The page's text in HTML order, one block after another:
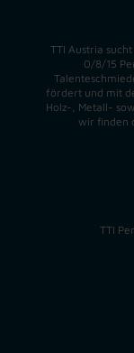
TTI Austria
0/8/15
fördert und mit
Holz-, Metall-
wir finden
TTI